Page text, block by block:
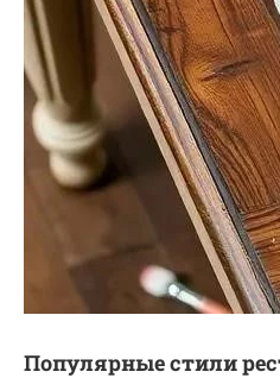
Популярные стили